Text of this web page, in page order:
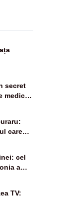
secret
medicii
care
cel
a
TV: